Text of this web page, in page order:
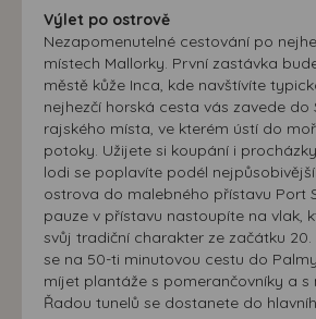
Výlet po ostrově
Nezapomenutelné cestování po
místech Mallorky. První zastávka
městě kůže Inca, kde navštívíte
nejhezčí horská cesta vás zavede do
rajského místa, ve kterém ústí do
potoky. Užijete si koupání i
lodi se poplavíte podél
ostrova do malebného přístavu Port
pauze v přístavu nastoupíte na vlak,
svůj tradiční charakter ze začátku
se na 50-ti minutovou cestu do
míjet plantáže s pomerančovníky a s
Řadou tunelů se dostanete do